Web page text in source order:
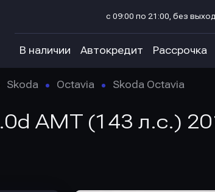
с 09:00 по 21:00, без
В наличии Автокредит Рассрочка
Skoda Octavia Skoda Octavia
AMT (143 л.с.)